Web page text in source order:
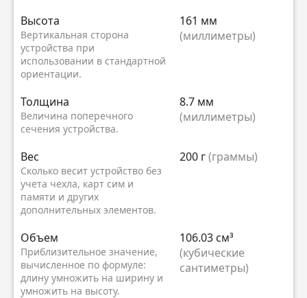
Высота
Вертикальная сторона
устройства при
использовании в стандартной
ориентации.
161 мм
(миллиметры)
Толщина
Величина поперечного
сечения устройства.
8.7 мм
(миллиметры)
Вес
Сколько весит устройство без
учета чехла, карт сим и
памяти и других
дополнительных элементов.
200 г(граммы)
Объем
Приблизительное значение,
вычисленное по формуле:
длину умножить на ширину и
умножить на высоту.
106.03 см³
(кубические
сантиметры)